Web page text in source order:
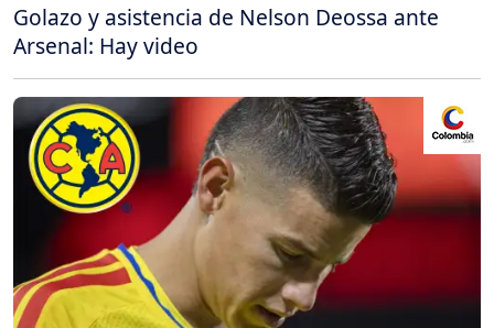
Golazo y asistencia de Nelson Deossa ante
Arsenal: Hay video